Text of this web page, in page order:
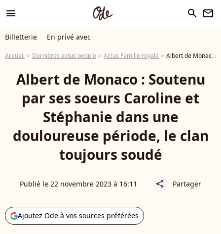
menu search newsletter
Billetterie En privé avec
Accueil Dernières actus people Actus Famille royale Albert de Monaco : Soutenu par ses soeurs Caroline et Stéphanie dans une douloureuse période, le clan toujours soudé
Albert de Monaco : Soutenu
par ses soeurs Caroline et
Stéphanie dans une
douloureuse période, le clan
toujours soudé
Publié le 22 novembre 2023 à 16:11 share Partager
Ajoutez Ode à vos sources préférées